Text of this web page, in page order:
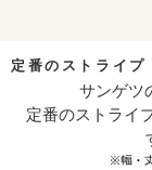
定番のストライ
サンゲツ
定番のストライ